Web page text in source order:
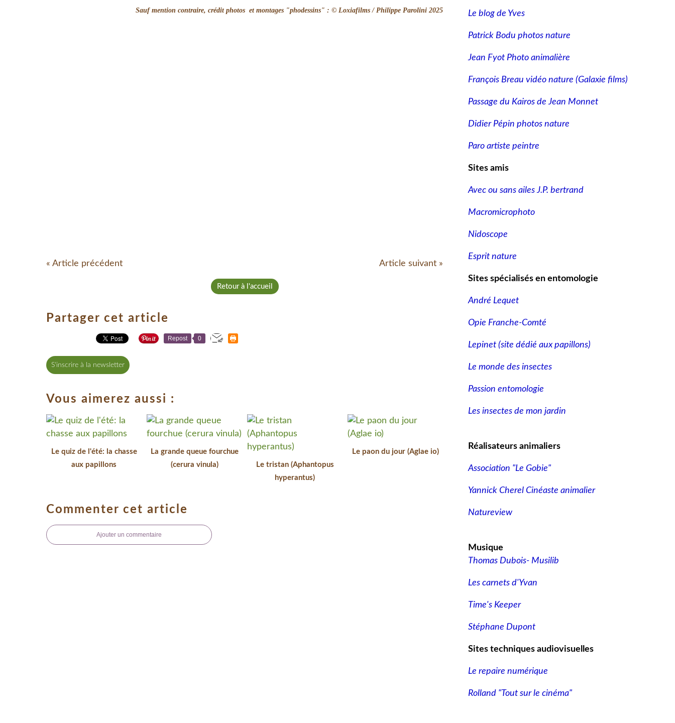
Sauf mention contraire, crédit photos et montages "phodessins" : © Loxiafilms / Philippe Parolini 2025
« Article précédent Article suivant »
Retour à l'accueil
Partager cet article
Repost 0
S'inscrire à la newsletter
Vous aimerez aussi :
Le quiz de l'été: la chasse
aux papillons
La grande queue fourchue
(cerura vinula)
Le tristan (Aphantopus
hyperantus)
Le paon du jour (Aglae io)
Commenter cet article
Ajouter un commentaire
Le blog de Yves
Patrick Bodu photos nature
Jean Fyot Photo animalière
François Breau vidéo nature (Galaxie films)
Passage du Kairos de Jean Monnet
Didier Pépin photos nature
Paro artiste peintre
Sites amis
Avec ou sans ailes J.P. bertrand
Macromicrophoto
Nidoscope
Esprit nature
Sites spécialisés en entomologie
André Lequet
Opie Franche-Comté
Lepinet (site dédié aux papillons)
Le monde des insectes
Passion entomologie
Les insectes de mon jardin
Réalisateurs animaliers
Association "Le Gobie"
Yannick Cherel Cinéaste animalier
Natureview
Musique
Thomas Dubois- Musilib
Les carnets d'Yvan
Time's Keeper
Stéphane Dupont
Sites techniques audiovisuelles
Le repaire numérique
Rolland "Tout sur le cinéma"